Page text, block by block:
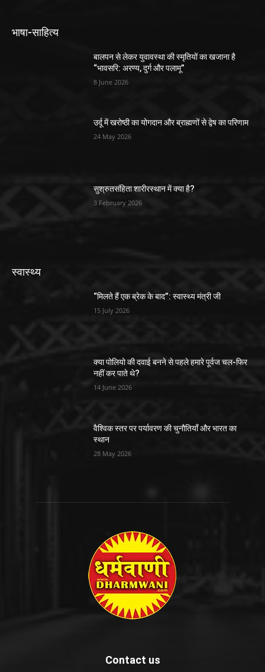
भाषा-साहित्य
बालपन से लेकर युवावस्था की स्मृतियों का खजाना है
“भावसरि: अरण्य, दुर्ग और पलामू”
8 June 2026
उर्दू में खरोष्ठी का योगदान और ब्राह्मणों से द्वेष का परिणाम
24 May 2026
सुश्रुतसंहिता शारीरस्थान में क्या है?
3 February 2026
स्वास्थ्य
“मिलते हैं एक ब्रेक के बाद”: स्वास्थ्य मंत्री जी
15 July 2026
क्या पोलियो की दवाई बनने से पहले हमारे पूर्वज चल-फिर
नहीं कर पाते थे?
14 June 2026
वैश्विक स्तर पर पर्यावरण की चुनौतियाँ और भारत का
स्थान
28 May 2026
Contact us